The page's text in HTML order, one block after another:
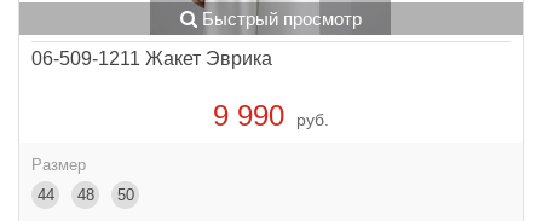
Быстрый просмотр
06-509-1211 Жакет Эврика
9 990 руб.
Размер
44
48
50